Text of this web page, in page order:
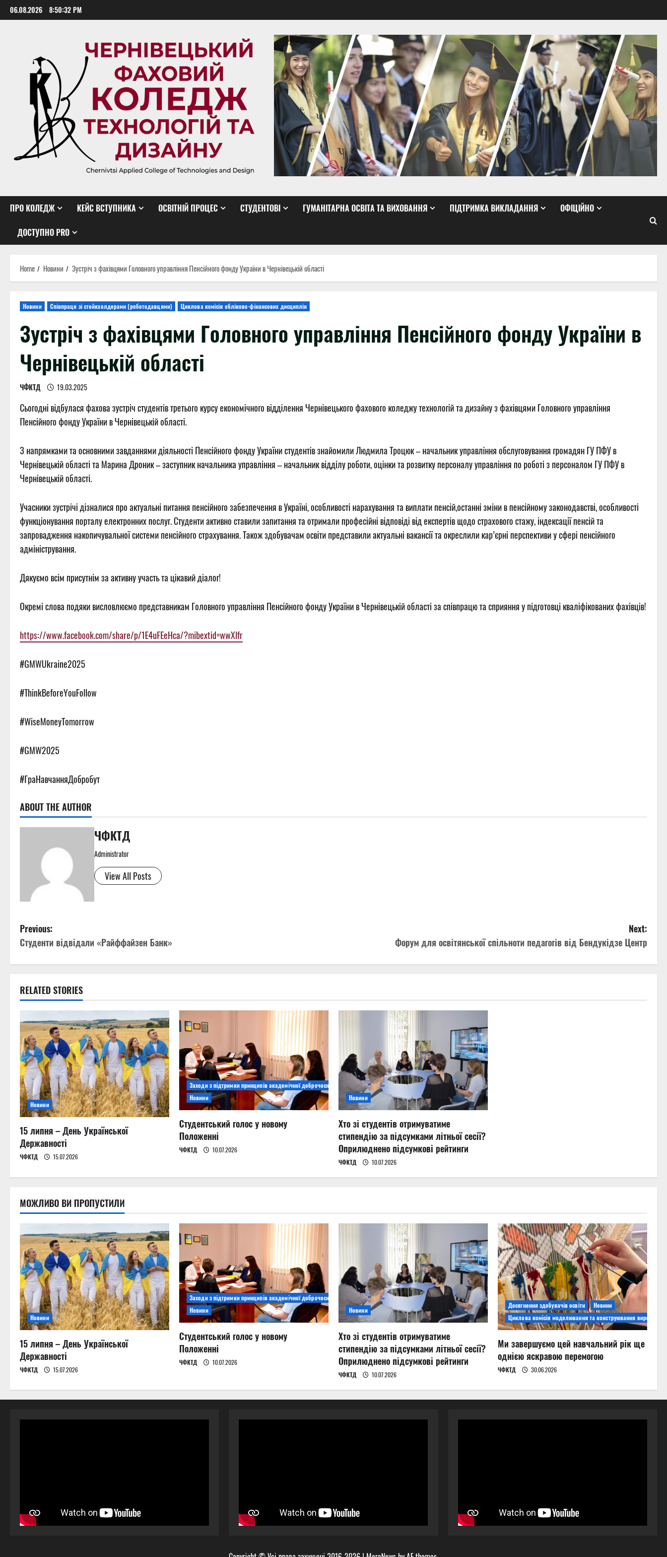
Skip
to
06.08.2026 8:50:33 PM
ПРО КОЛЕДЖ КЕЙС ВСТУПНИКА ОСВІТНІЙ ПРОЦЕС СТУДЕНТОВІ ГУМАНІТАРНА ОСВІТА ТА ВИХОВАННЯ ПІДТРИМКА ВИКЛАДАННЯ ОФІЦІЙНО
ДОСТУПНО PRO
Home Новини Зустріч з фахівцями Головного управління Пенсійного фонду України в Чернівецькій області
Новини Співпраця зі стейкхолдерами (роботодавцями) Циклова комісія обліково-фінансових дисциплін
Зустріч з фахівцями Головного управління Пенсійного фонду України в
Чернівецькій області
ЧФКТД 19.03.2025
Сьогодні відбулася фахова зустріч студентів третього курсу економічного відділення Чернівецького фахового коледжу технологій та дизайну з фахівцями Головного управління
Пенсійного фонду України в Чернівецькій області.
З напрямками та основними завданнями діяльності Пенсійного фонду України студентів знайомили Людмила Троцюк – начальник управління обслуговування громадян ГУ ПФУ в
Чернівецькій області та Марина Дроник – заступник начальника управління – начальник відділу роботи, оцінки та розвитку персоналу управління по роботі з персоналом ГУ ПФУ в
Чернівецькій області.
Учасники зустрічі дізналися про актуальні питання пенсійного забезпечення в Україні, особливості нарахування та виплати пенсій,останні зміни в пенсійному законодавстві, особливості
функціонування порталу електронних послуг. Студенти активно ставили запитання та отримали професійні відповіді від експертів щодо страхового стажу, індексації пенсій та
запровадження накопичувальної системи пенсійного страхування. Також здобувачам освіти представили актуальні вакансії та окреслили кар’єрні перспективи у сфері пенсійного
адміністрування.
Дякуємо всім присутнім за активну участь та цікавий діалог!
Окремі слова подяки висловлюємо представникам Головного управління Пенсійного фонду України в Чернівецькій області за співпрацю та сприяння у підготовці кваліфікованих фахівців!
https://www.facebook.com/share/p/1E4uFEeHca/?mibextid=wwXIfr
#GMWUkraine2025
#ThinkBeforeYouFollow
#WiseMoneyTomorrow
#GMW2025
#ГраНавчанняДобробут
ABOUT THE AUTHOR
ЧФКТД
Administrator
View All Posts
P
o
t
n
a
v
i
g
a
t
i
o
n
Previous:
Студенти відвідали «Райффайзен Банк»
Next:
Форум для освітянської спільноти педагогів від Бендукідзе Центр
RELATED STORIES
Новини
15 липня – День Української
Державності
ЧФКТД 15.07.2026
Заходи з підтримки принципів академічної доброчесності
Новини
Студентський голос у новому
Положенні
ЧФКТД 10.07.2026
Новини
Хто зі студентів отримуватиме
стипендію за підсумками літньої сесії?
Оприлюднено підсумкові рейтинги
ЧФКТД 10.07.2026
МОЖЛИВО ВИ ПРОПУСТИЛИ
Новини
15 липня – День Української
Державності
ЧФКТД 15.07.2026
Заходи з підтримки принципів академічної доброчесності
Новини
Студентський голос у новому
Положенні
ЧФКТД 10.07.2026
Новини
Хто зі студентів отримуватиме
стипендію за підсумками літньої сесії?
Оприлюднено підсумкові рейтинги
ЧФКТД 10.07.2026
Досягнення здобувачів освіти
Новини
Циклова комісія моделювання та конструювання виробів
Ми завершуємо цей навчальний рік ще
однією яскравою перемогою
ЧФКТД 30.06.2026